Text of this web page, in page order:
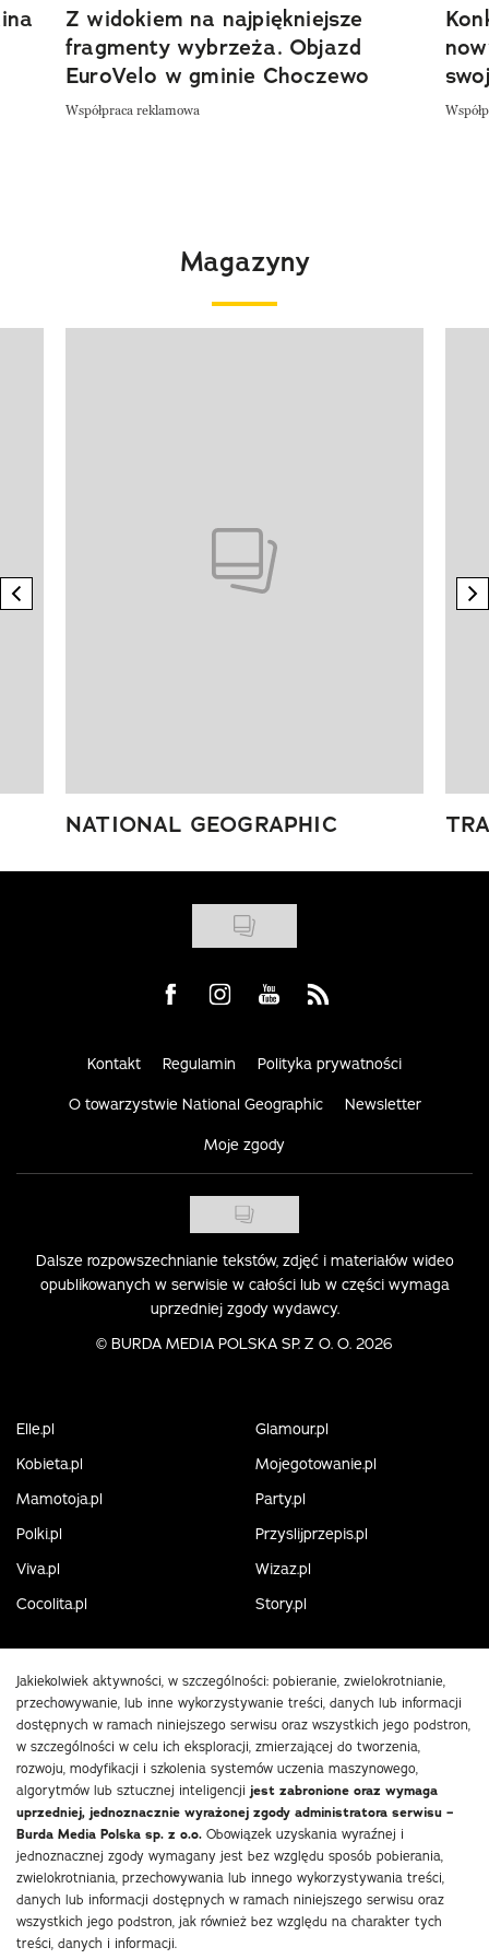
Z widokiem na najpiękniejsze
fragmenty wybrzeża. Objazd
EuroVelo w gminie Choczewo
Współpraca reklamowa
Magazyny
previous element
NATIONAL GEOGRAPHIC
Visit us on Facebook
Visit us on Instagram
Visit us on Youtube
Visit us on Rss
Kontakt Regulamin Polityka prywatności
O towarzystwie National Geographic Newsletter
Moje zgody
Dalsze rozpowszechnianie tekstów, zdjęć i materiałów wideo
opublikowanych w serwisie w całości lub w części wymaga
uprzedniej zgody wydawcy.
© BURDA MEDIA POLSKA SP. Z O. O. 2026
Elle.pl
Glamour.pl
Kobieta.pl
Mojegotowanie.pl
Mamotoja.pl
Party.pl
Polki.pl
Przyslijprzepis.pl
Viva.pl
Wizaz.pl
Cocolita.pl
Story.pl
Jakiekolwiek aktywności, w szczególności: pobieranie, zwielokrotnianie,
przechowywanie, lub inne wykorzystywanie treści, danych lub informacji
dostępnych w ramach niniejszego serwisu oraz wszystkich jego podstron,
w szczególności w celu ich eksploracji, zmierzającej do tworzenia,
rozwoju, modyfikacji i szkolenia systemów uczenia maszynowego,
algorytmów lub sztucznej inteligencji jest zabronione oraz wymaga
uprzedniej, jednoznacznie wyrażonej zgody administratora serwisu –
Burda Media Polska sp. z o.o. Obowiązek uzyskania wyraźnej i
jednoznacznej zgody wymagany jest bez względu sposób pobierania,
zwielokrotniania, przechowywania lub innego wykorzystywania treści,
danych lub informacji dostępnych w ramach niniejszego serwisu oraz
wszystkich jego podstron, jak również bez względu na charakter tych
treści, danych i informacji.